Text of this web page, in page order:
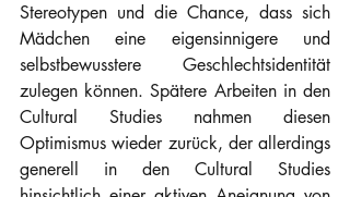
Stereotypen und die Chance, dass sich
Mädchen eine eigensinnigere und
selbstbewusstere Geschlechtsidentität
zulegen können. Spätere Arbeiten in den
Cultural Studies nahmen diesen
Optimismus wieder zurück, der allerdings
generell in den Cultural Studies